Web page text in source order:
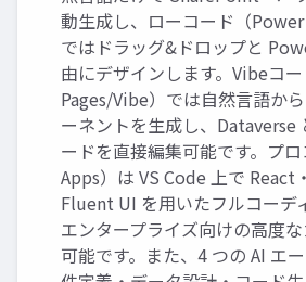
動生成し、ローコード（Power
ではドラッグ&ドロップと
由にデザインします。Vibeコ
Pages/Vibe）では自然言語か
ーネントを生成し、Dataverse
ードを直接編集可能です。プ
Apps）は VS Code 上で React
Fluent UI を用いたフルコーデ
エンタープライズ向けの高度
可能です。また、4 つの AI エ